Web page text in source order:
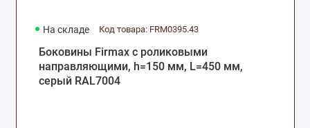
На складе Код товара: FRM0395.43
Боковины Firmax с роликовыми
направляющими, h=150 мм, L=450 мм,
серый RAL7004